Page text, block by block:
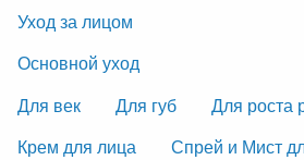
Уход за лицом
Основной уход
Для век
Для губ
Для роста
Крем для лица
Спрей и Мист